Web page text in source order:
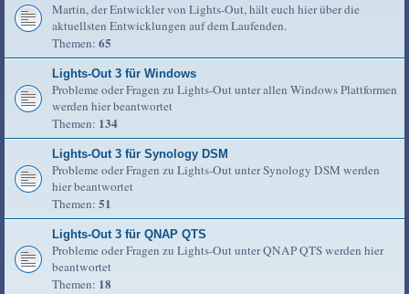
Martin, der Entwickler von Lights-Out, hält euch hier über die
aktuellsten Entwicklungen auf dem Laufenden.
Themen: 65
Lights-Out 3 für Windows
Probleme oder Fragen zu Lights-Out unter allen Windows Plattformen
werden hier beantwortet
Themen: 134
Lights-Out 3 für Synology DSM
Probleme oder Fragen zu Lights-Out unter Synology DSM werden
hier beantwortet
Themen: 51
Lights-Out 3 für QNAP QTS
Probleme oder Fragen zu Lights-Out unter QNAP QTS werden hier
beantwortet
Themen: 18